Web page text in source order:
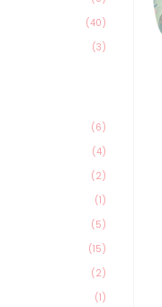
(40)
(3)
(6)
(4)
(2)
(1)
(5)
(15)
(2)
(1)